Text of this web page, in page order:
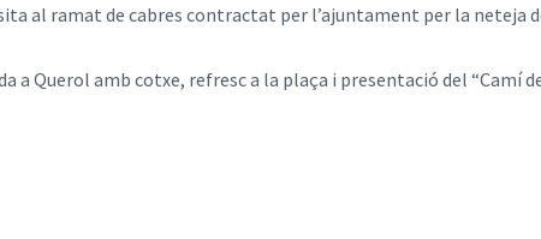
al ramat de cabres contractat per l’ajuntament per la neteja
a Querol amb cotxe, refresc a la plaça i presentació del “Camí